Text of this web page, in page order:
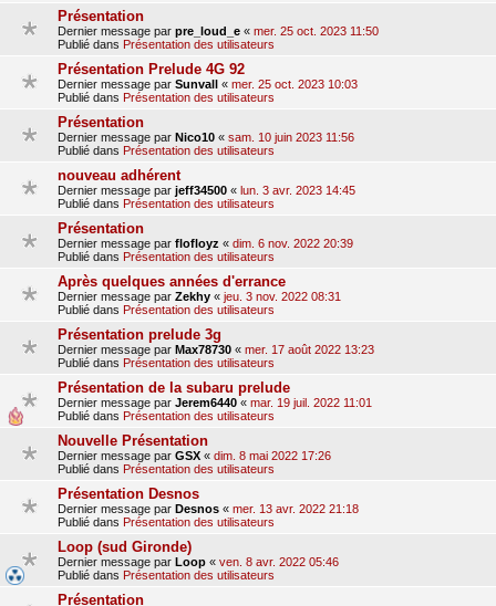
Présentation
Dernier message par pre_loud_e « mer. 25 oct. 2023 11:50
Publié dans Présentation des utilisateurs
Présentation Prelude 4G 92
Dernier message par Sunvall « mer. 25 oct. 2023 10:03
Publié dans Présentation des utilisateurs
Présentation
Dernier message par Nico10 « sam. 10 juin 2023 11:56
Publié dans Présentation des utilisateurs
nouveau adhérent
Dernier message par jeff34500 « lun. 3 avr. 2023 14:45
Publié dans Présentation des utilisateurs
Présentation
Dernier message par flofloyz « dim. 6 nov. 2022 20:39
Publié dans Présentation des utilisateurs
Après quelques années d'errance
Dernier message par Zekhy « jeu. 3 nov. 2022 08:31
Publié dans Présentation des utilisateurs
Présentation prelude 3g
Dernier message par Max78730 « mer. 17 août 2022 13:23
Publié dans Présentation des utilisateurs
Présentation de la subaru prelude
Dernier message par Jerem6440 « mar. 19 juil. 2022 11:01
Publié dans Présentation des utilisateurs
Nouvelle Présentation
Dernier message par GSX « dim. 8 mai 2022 17:26
Publié dans Présentation des utilisateurs
Présentation Desnos
Dernier message par Desnos « mer. 13 avr. 2022 21:18
Publié dans Présentation des utilisateurs
Loop (sud Gironde)
Dernier message par Loop « ven. 8 avr. 2022 05:46
Publié dans Présentation des utilisateurs
Présentation